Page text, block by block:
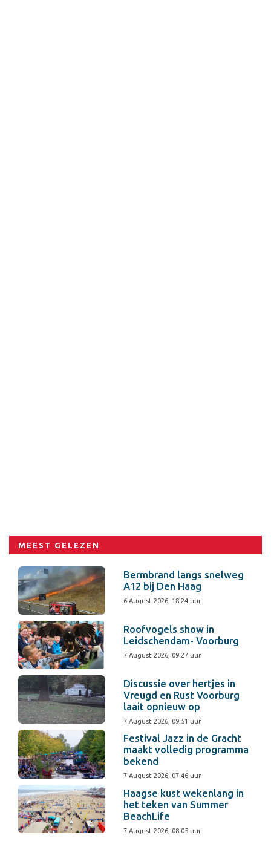
MEEST GELEZEN
Bermbrand langs snelweg
A12 bij Den Haag
6 August 2026, 18:24 uur
Roofvogels show in
Leidschendam- Voorburg
7 August 2026, 09:27 uur
Discussie over hertjes in
Vreugd en Rust Voorburg
laait opnieuw op
7 August 2026, 09:51 uur
Festival Jazz in de Gracht
maakt volledig programma
bekend
7 August 2026, 07:46 uur
Haagse kust wekenlang in
het teken van Summer
BeachLife
7 August 2026, 08:05 uur